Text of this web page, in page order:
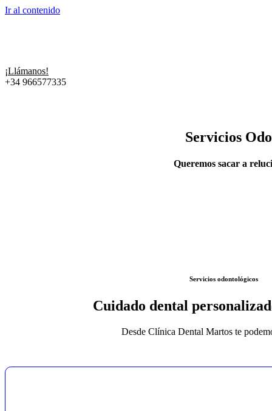
Ir al contenido
¡Llámanos!
+34 966577335
Servicios
Queremos sacar a
Servicios odontológicos
Cuidado dental
Desde Clínica Dental Martos te